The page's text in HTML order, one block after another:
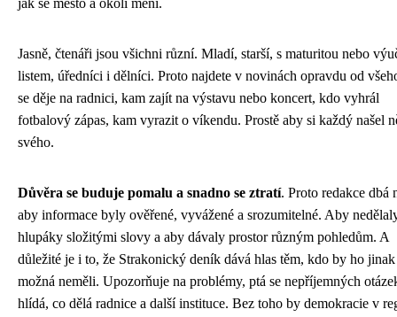
jak se město a okolí mění.
Jasně, čtenáři jsou všichni různí. Mladí, starší, s maturitou nebo
listem, úředníci i dělníci. Proto najdete v novinách opravdu od
se děje na radnici, kam zajít na výstavu nebo koncert, kdo vyhrál
fotbalový zápas, kam vyrazit o víkendu. Prostě aby si každý našel
svého.
Důvěra se buduje pomalu a snadno se ztratí. Proto redakce dbá
aby informace byly ověřené, vyvážené a srozumitelné. Aby
hlupáky složitými slovy a aby dávaly prostor různým pohledům. A
důležité je i to, že Strakonický deník dává hlas těm, kdo by ho jinak
možná neměli. Upozorňuje na problémy, ptá se nepříjemných
hlídá, co dělá radnice a další instituce. Bez toho by demokracie v